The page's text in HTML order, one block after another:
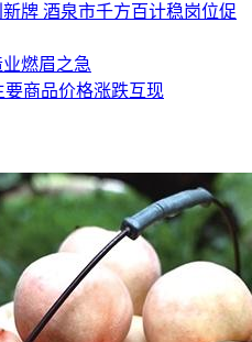
牌 酒泉市千方百计稳岗位促
燃眉之急
商品价格涨跌互现